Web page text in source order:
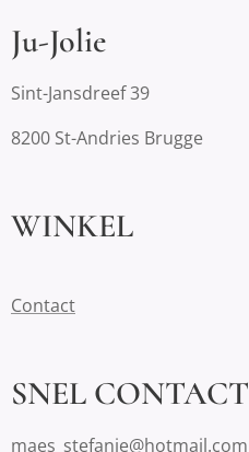
Ju-Jolie
Sint-Jansdreef 39
8200 St-Andries Brugge
WINKEL
Contact
SNEL CONTACT
maes_stefanie@hotmail.com